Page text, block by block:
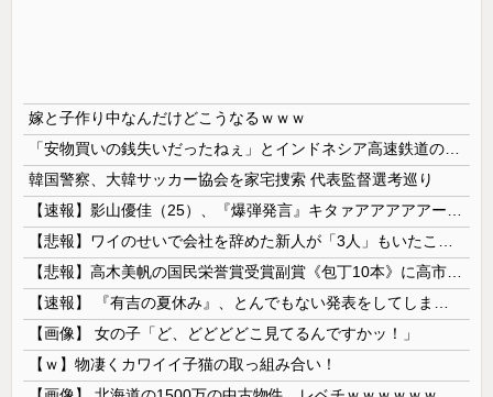
嫁と子作り中なんだけどこうなるｗｗｗ
韓国警察、大韓サッカー協会を家宅捜索 代表監督選考巡り
【画像】 女の子「ど、どどどどこ見てるんですかッ！」
【ｗ】物凄くカワイイ子猫の取っ組み合い！